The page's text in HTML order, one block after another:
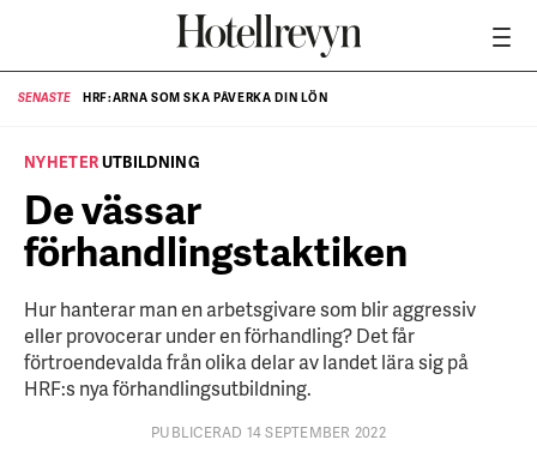
SENASTE HRF:ARNA SOM SKA PÅVERKA DIN LÖN
NYHETERUTBILDNING
De vässar
förhandlingstaktiken
Hur hanterar man en arbetsgivare som blir aggressiv
eller provocerar under en förhandling? Det får
förtroendevalda från olika delar av landet lära sig på
HRF:s nya förhandlingsutbildning.
PUBLICERAD 14 SEPTEMBER 2022